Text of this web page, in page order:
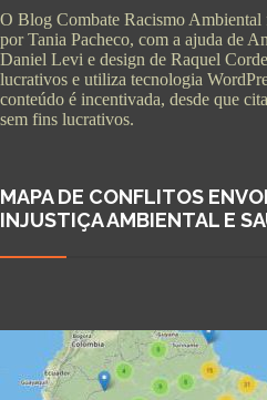
O Blog Combate Racismo Ambiental
por Tania Pacheco, com a ajuda de
Daniel Levi e design de Raquel
lucrativos e utiliza tecnologia
conteúdo é incentivada, desde que
sem fins lucrativos.
MAPA DE CONFLITOS
INJUSTIÇA AMBIENTAL E